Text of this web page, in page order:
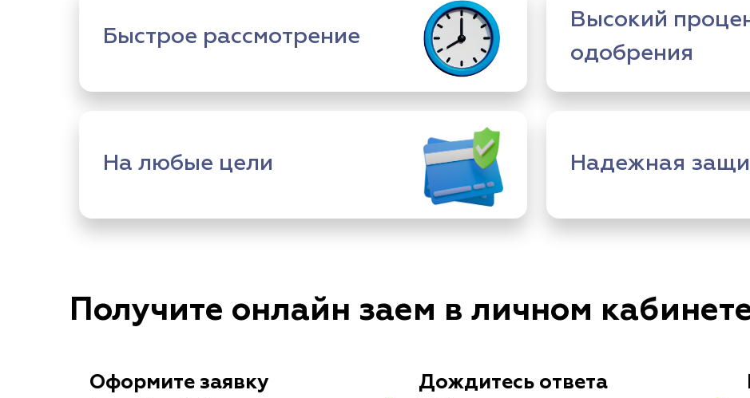
Быстрое рассмотрение
Высокий
одобрения
На любые цели Надежная
Получите онлайн заем в личном
Оформите заявку Дождитесь ответа